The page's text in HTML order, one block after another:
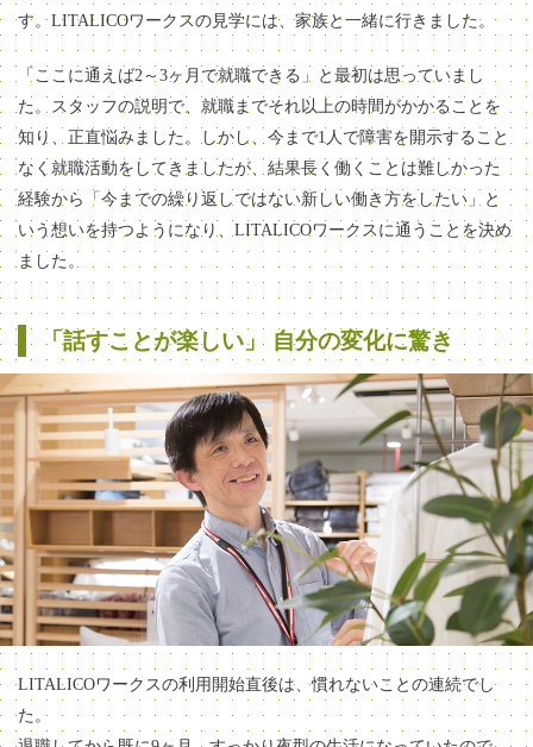
す。LITALICOワークスの見学には、家族と一緒に行きました。
「ここに通えば2～3ヶ月で就職できる」と最初は思っていまし
た。スタッフの説明で、就職までそれ以上の時間がかかることを
知り、正直悩みました。しかし、今まで1人で障害を開示すること
なく就職活動をしてきましたが、結果長く働くことは難しかった
経験から「今までの繰り返しではない新しい働き方をしたい」と
いう想いを持つようになり、LITALICOワークスに通うことを決め
ました。
「話すことが楽しい」 自分の変化に驚き
LITALICOワークスの利用開始直後は、慣れないことの連続でし
た。